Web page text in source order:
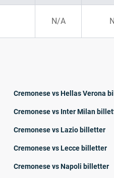
N/A
Cremonese vs Hellas Verona
Cremonese vs Inter Milan
Cremonese vs Lazio billetter
Cremonese vs Lecce billetter
Cremonese vs Napoli billetter